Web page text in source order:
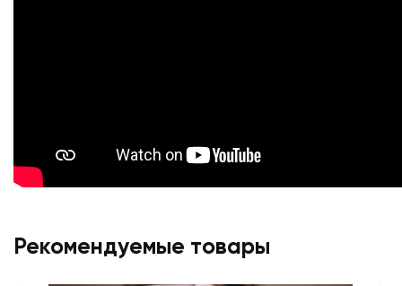
Рекомендуемые товары